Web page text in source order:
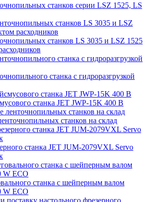
станков серии LSZ 1525, LS
станков LS 3035 и LSZ 1525
станка c гидроразгрузкой
станка JET JWP-15K 400 В
станков на склад
станка JET JUM-2079VXL Servo
станка с шейперным валом
W ECO